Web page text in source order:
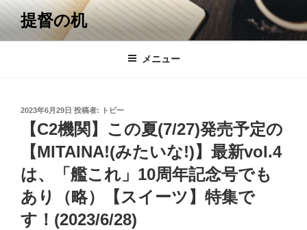
コ
テ
提督の机
メニュー
投
2023年6月29日 投稿者: トビー
【C2機関】この夏(7/27)発売予定の
【MITAINA!(みたいな!)】最新vol.4
は、「艦これ」10周年記念号でも
あり（略）【スイーツ】特集で
す！(2023/6/28)